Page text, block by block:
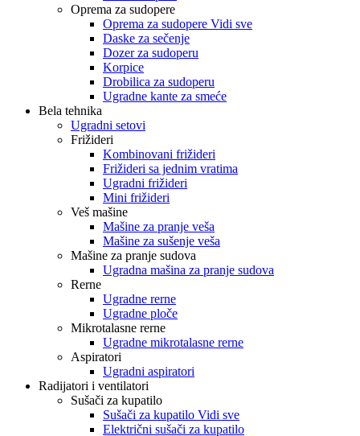
Oprema za sudopere
Oprema za sudopere Vidi sve
Daske za sečenje
Dozer za sudoperu
Korpice
Drobilica za sudoperu
Ugradne kante za smeće
Bela tehnika
Ugradni setovi
Frižideri
Kombinovani frižideri
Frižideri sa jednim vratima
Ugradni frižideri
Mini frižideri
Veš mašine
Mašine za pranje veša
Mašine za sušenje veša
Mašine za pranje sudova
Ugradna mašina za pranje sudova
Rerne
Ugradne rerne
Ugradne ploče
Mikrotalasne rerne
Ugradne mikrotalasne rerne
Aspiratori
Ugradni aspiratori
Radijatori i ventilatori
Sušači za kupatilo
Sušači za kupatilo Vidi sve
Električni sušači za kupatilo